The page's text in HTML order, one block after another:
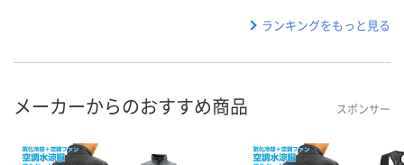
ランキングをもっと見る
メーカーからのおすすめ商品 スポンサー